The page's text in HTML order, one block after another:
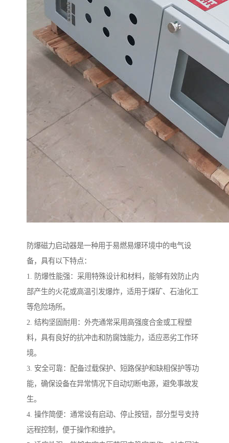
防爆磁力启动器是一种用于易燃易爆环境中的电气设
备，具有以下特点：
1. 防爆性能强：采用特殊设计和材料，能够有效防止内
部产生的火花或高温引发爆炸，适用于煤矿、石油化工
等危险场所。
2. 结构坚固耐用：外壳通常采用高强度合金或工程塑
料，具有良好的抗冲击和防腐蚀能力，适应恶劣工作环
境。
3. 安全可靠：配备过载保护、短路保护和缺相保护等功
能，确保设备在异常情况下自动切断电源，避免事故发
生。
4. 操作简便：通常设有启动、停止按钮，部分型号支持
远程控制，便于操作和维护。